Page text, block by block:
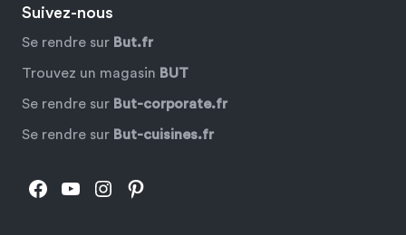
Suivez-nous
Se rendre sur But.fr
Trouvez un magasin BUT
Se rendre sur But-corporate.fr
Se rendre sur But-cuisines.fr
Facebook
YouTube
Instagram
Pinterest